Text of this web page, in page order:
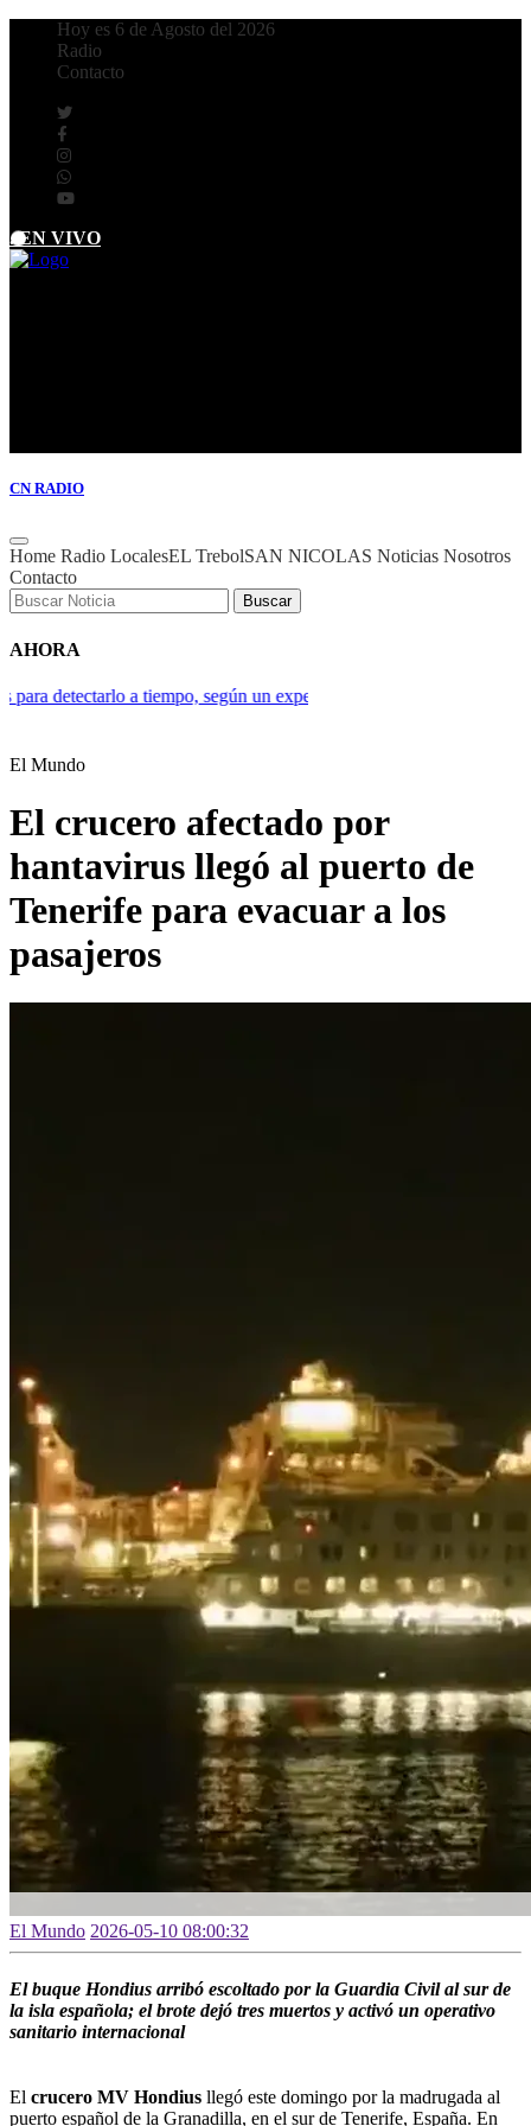
Hoy es 6 de Agosto del 2026
Radio
Contacto
. EN VIVO
CNRADIO
Home Radio LocalesEL TrebolSAN NICOLAS Noticias Nosotros
Contacto
Buscar
AHORA
según un experto Javier Milei y sus medidas, en vivo: escala
El Mundo
El crucero afectado por
hantavirus llegó al puerto de
Tenerife para evacuar a los
pasajeros
El Mundo 2026-05-10 08:00:32
El buque Hondius arribó escoltado por la Guardia Civil al sur de
la isla española; el brote dejó tres muertos y activó un operativo
sanitario internacional
El crucero MV Hondius llegó este domingo por la madrugada al
puerto español de la Granadilla, en el sur de Tenerife, España. En